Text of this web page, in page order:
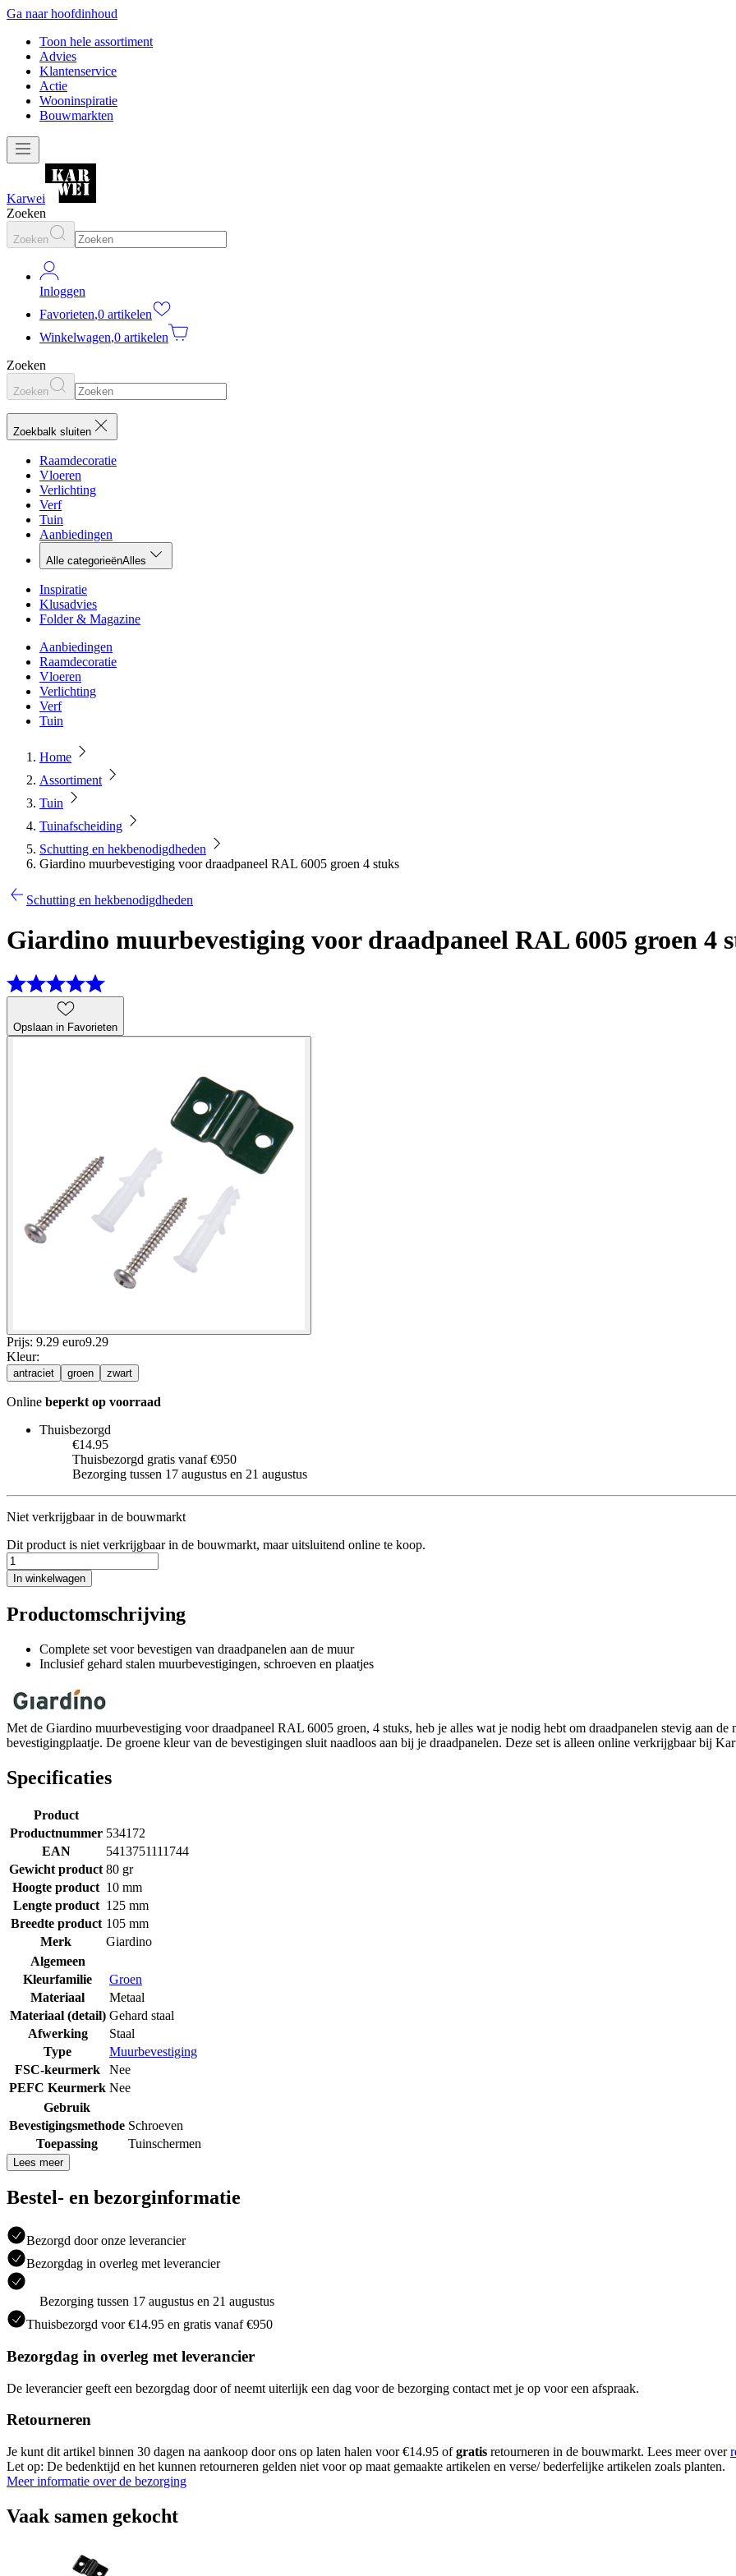
Ga naar hoofdinhoud
Toon hele assortiment
Advies
Klantenservice
Actie
Wooninspiratie
Bouwmarkten
Karwei
Zoeken
Zoeken
Inloggen
Favorieten,0 artikelen
Winkelwagen,0 artikelen
Zoeken
Zoeken
Zoekbalk sluiten
Raamdecoratie
Vloeren
Verlichting
Verf
Tuin
Aanbiedingen
Alle categorieënAlles
Inspiratie
Klusadvies
Folder & Magazine
Aanbiedingen
Raamdecoratie
Vloeren
Verlichting
Verf
Tuin
Home
Assortiment
Tuin
Tuinafscheiding
Schutting en hekbenodigdheden
Giardino muurbevestiging voor draadpaneel RAL 6005 groen 4 stuks
Schutting en hekbenodigdheden
Giardino muurbevestiging voor draadpaneel RAL 6005 groen 4
Opslaan in Favorieten
Prijs: 9.29 euro9.29
Kleur:
antraciet groen zwart
Online beperkt op voorraad
Thuisbezorgd
€14.95
Thuisbezorgd gratis vanaf €950
Bezorging tussen 17 augustus en 21 augustus
Niet verkrijgbaar in de bouwmarkt
Dit product is niet verkrijgbaar in de bouwmarkt, maar uitsluitend online te koop.
In winkelwagen
Productomschrijving
Complete set voor bevestigen van draadpanelen aan de muur
Inclusief gehard stalen muurbevestigingen, schroeven en plaatjes
Met de Giardino muurbevestiging voor draadpaneel RAL 6005 groen, 4 stuks, heb je alles wat je nodig hebt om draadpanelen stevig aan de
bevestigingplaatje. De groene kleur van de bevestigingen sluit naadloos aan bij je draadpanelen. Deze set is alleen online verkrijgbaar bij
Specificaties
Product
Productnummer 534172
EAN
5413751111744
Gewicht product 80 gr
Hoogte product 10 mm
Lengte product 125 mm
Breedte product 105 mm
Merk
Giardino
Algemeen
Kleurfamilie
Groen
Materiaal
Metaal
Materiaal (detail) Gehard staal
Afwerking
Staal
Type
Muurbevestiging
FSC-keurmerk
Nee
PEFC Keurmerk Nee
Gebruik
Bevestigingsmethode Schroeven
Toepassing
Tuinschermen
Lees meer
Bestel- en bezorginformatie
Bezorgd door onze leverancier
Bezorgdag in overleg met leverancier
Bezorging tussen 17 augustus en 21 augustus
Thuisbezorgd voor €14.95 en gratis vanaf €950
Bezorgdag in overleg met leverancier
De leverancier geeft een bezorgdag door of neemt uiterlijk een dag voor de bezorging contact met je op voor een afspraak.
Retourneren
Je kunt dit artikel binnen 30 dagen na aankoop door ons op laten halen voor €14.95 ofgratis retourneren in de bouwmarkt. Lees meer over
Let op: De bedenktijd en het kunnen retourneren gelden niet voor op maat gemaakte artikelen en verse/ bederfelijke artikelen zoals planten.
Meer informatie over de bezorging
Vaak samen gekocht